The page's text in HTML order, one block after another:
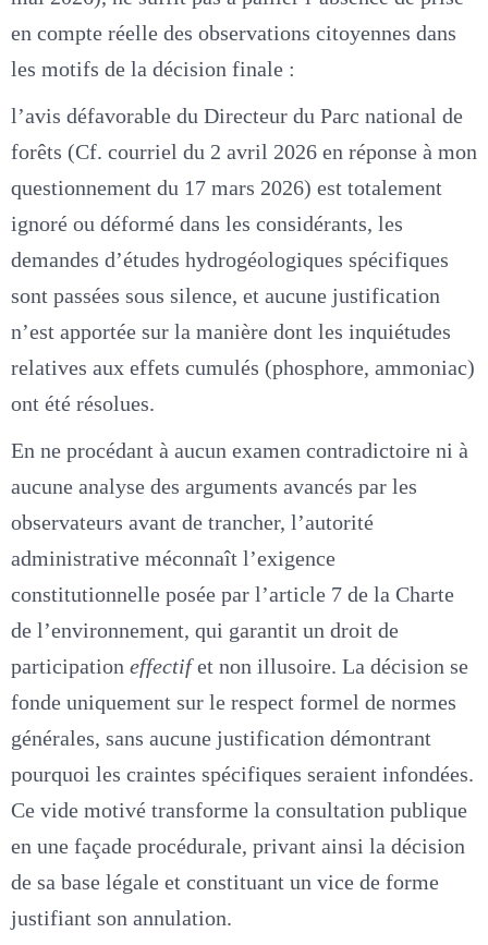
en compte réelle des observations citoyennes dans
les motifs de la décision finale :
l’avis défavorable du Directeur du Parc national de
forêts (Cf. courriel du 2 avril 2026 en réponse à mon
questionnement du 17 mars 2026) est totalement
ignoré ou déformé dans les considérants, les
demandes d’études hydrogéologiques spécifiques
sont passées sous silence, et aucune justification
n’est apportée sur la manière dont les inquiétudes
relatives aux effets cumulés (phosphore, ammoniac)
ont été résolues.
En ne procédant à aucun examen contradictoire ni à
aucune analyse des arguments avancés par les
observateurs avant de trancher, l’autorité
administrative méconnaît l’exigence
constitutionnelle posée par l’article 7 de la Charte
de l’environnement, qui garantit un droit de
participation effectifet non illusoire. La décision se
fonde uniquement sur le respect formel de normes
générales, sans aucune justification démontrant
pourquoi les craintes spécifiques seraient infondées.
Ce vide motivé transforme la consultation publique
en une façade procédurale, privant ainsi la décision
de sa base légale et constituant un vice de forme
justifiant son annulation.